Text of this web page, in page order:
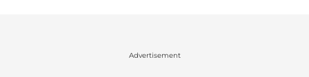
Advertisement